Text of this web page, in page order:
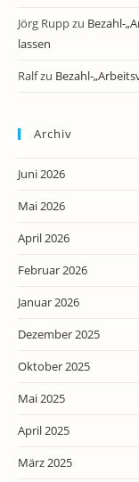
Jörg Ruppzu Bezahl-
lassen
Ralfzu Bezahl-
Archiv
Juni 2026
Mai 2026
April 2026
Februar 2026
Januar 2026
Dezember 2025
Oktober 2025
Mai 2025
April 2025
März 2025